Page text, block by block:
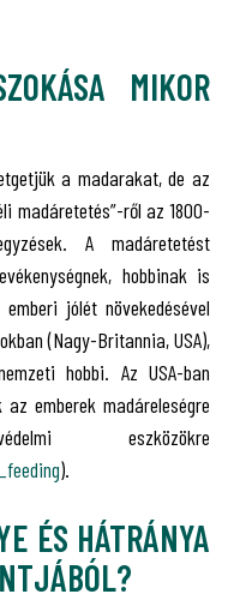
MIKOR
a madarakat, de az
madáretetés”-ről az 1800-
A madáretetést
hobbinak is
jólét növekedésével
(Nagy-Britannia, USA),
hobbi. Az USA-ban
emberek madáreleségre
eszközökre
).
ÉS HÁTRÁNYA